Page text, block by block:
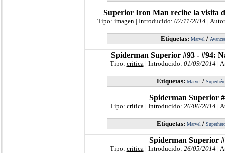
Superior Iron Man recibe la visita
Tipo: imagen | Introducido: 07/11/2014 |
Etiquetas: Marvel/
Spiderman Superior #93 - #94:
Tipo: critica| Introducido: 01/09/2014|
Etiquetas: Marvel/
Spiderman Superior
Tipo: critica| Introducido: 26/06/2014|
Etiquetas: Marvel/
Spiderman Superior
Tipo: critica| Introducido: 26/05/2014|